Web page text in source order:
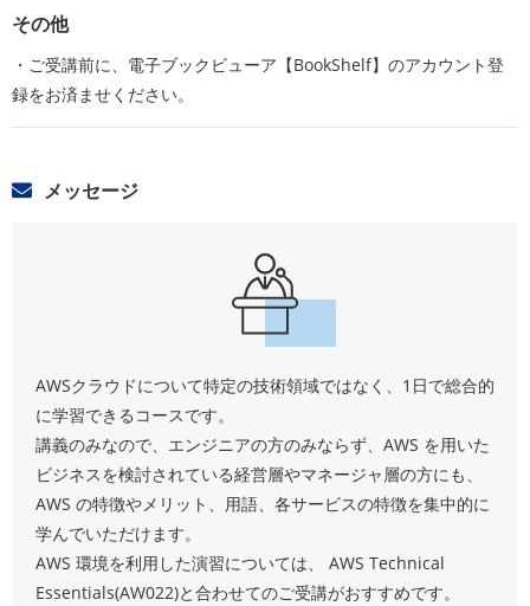
その他
・ご受講前に、電子ブックビューア【BookShelf】のアカウント登
録をお済ませください。
メッセージ
AWSクラウドについて特定の技術領域ではなく、1日で総合的
に学習できるコースです。
講義のみなので、エンジニアの方のみならず、AWS を用いた
ビジネスを検討されている経営層やマネージャ層の方にも、
AWS の特徴やメリット、用語、各サービスの特徴を集中的に
学んでいただけます。
AWS 環境を利用した演習については、 AWS Technical
Essentials(AW022)と合わせてのご受講がおすすめです。